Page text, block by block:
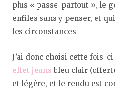
plus « passe-partout », le
enfiles sans y penser, et
les circonstances.
J’ai donc choisi cette fois-
effet jeans bleu clair
et légère, et le rendu est